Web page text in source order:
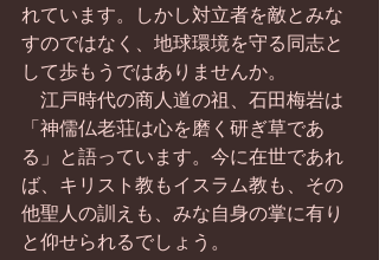
れています。しかし対立者を敵とみな
すのではなく、地球環境を守る同志と
して歩もうではありませんか。
江戸時代の商人道の祖、石田梅岩は
「神儒仏老荘は心を磨く研ぎ草であ
る」と語っています。今に在世であれ
ば、キリスト教もイスラム教も、その
他聖人の訓えも、みな自身の掌に有り
と仰せられるでしょう。